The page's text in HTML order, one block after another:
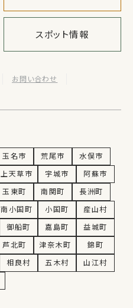
スポット情報
お問い合わせ
玉名市 荒尾市
水俣市
上天草市 宇城市
阿蘇市
玉東町 南関町
長洲町
南小国町 小国町
産山村
御船町 嘉島町
益城町
芦北町 津奈木町
錦町
相良村 五木村
山江村